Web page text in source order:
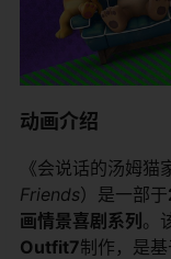
动画介绍
《会说话的汤姆猫
Friends）是一部于
画情景喜剧系列 。
Outfit7制作，是